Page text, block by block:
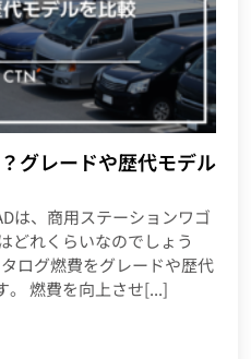
グレードや歴代モデル
は、商用ステーションワゴ
どれくらいなのでしょう
ログ燃費をグレードや歴代
。 燃費を向上させ[...]